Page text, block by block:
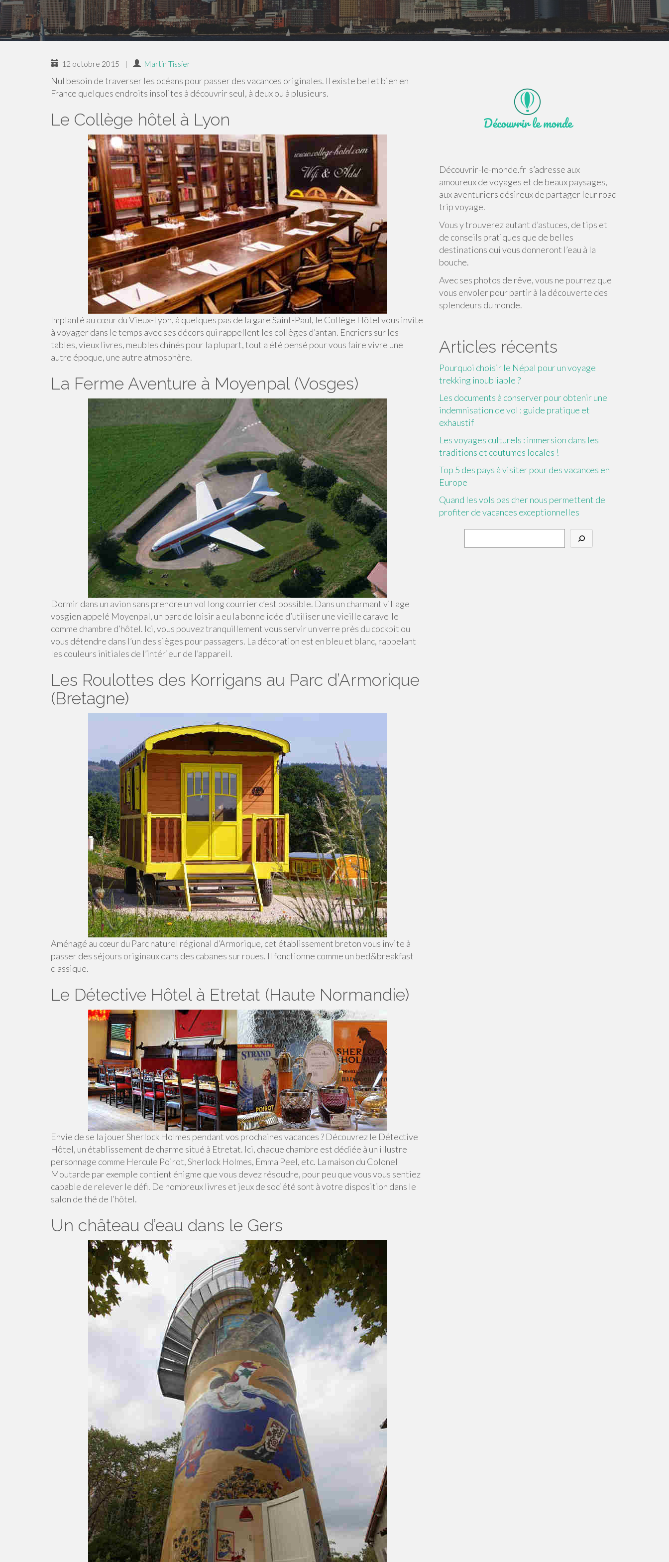
12 octobre 2015 | Martin Tissier
Nul besoin de traverser les océans pour passer des vacances originales. Il existe bel et bien en
France quelques endroits insolites à découvrir seul, à deux ou à plusieurs.
Le Collège hôtel à Lyon
Implanté au cœur du Vieux-Lyon, à quelques pas de la gare Saint-Paul, le Collège Hôtel vous invite
à voyager dans le temps avec ses décors qui rappellent les collèges d’antan. Encriers sur les
tables, vieux livres, meubles chinés pour la plupart, tout a été pensé pour vous faire vivre une
autre époque, une autre atmosphère.
La Ferme Aventure à Moyenpal (Vosges)
Dormir dans un avion sans prendre un vol long courrier c’est possible. Dans un charmant village
vosgien appelé Moyenpal, un parc de loisir a eu la bonne idée d’utiliser une vieille caravelle
comme chambre d’hôtel. Ici, vous pouvez tranquillement vous servir un verre près du cockpit ou
vous détendre dans l’un des sièges pour passagers. La décoration est en bleu et blanc, rappelant
les couleurs initiales de l’intérieur de l’appareil.
Les Roulottes des Korrigans au Parc d’Armorique
(Bretagne)
Aménagé au cœur du Parc naturel régional d’Armorique, cet établissement breton vous invite à
passer des séjours originaux dans des cabanes sur roues. Il fonctionne comme un bed&breakfast
classique.
Le Détective Hôtel à Etretat (Haute Normandie)
Envie de se la jouer Sherlock Holmes pendant vos prochaines vacances ? Découvrez le Détective
Hôtel, un établissement de charme situé à Etretat. Ici, chaque chambre est dédiée à un illustre
personnage comme Hercule Poirot, Sherlock Holmes, Emma Peel, etc. La maison du Colonel
Moutarde par exemple contient énigme que vous devez résoudre, pour peu que vous vous sentiez
capable de relever le défi. De nombreux livres et jeux de société sont à votre disposition dans le
salon de thé de l’hôtel.
Un château d’eau dans le Gers
Découvrir-le-monde.fr s’adresse aux
amoureux de voyages et de beaux paysages,
aux aventuriers désireux de partager leur road
trip voyage.
Vous y trouverez autant d’astuces, de tips et
de conseils pratiques que de belles
destinations qui vous donneront l’eau à la
bouche.
Avec ses photos de rêve, vous ne pourrez que
vous envoler pour partir à la découverte des
splendeurs du monde.
Articles récents
Pourquoi choisir le Népal pour un voyage
trekking inoubliable ?
Les documents à conserver pour obtenir une
indemnisation de vol : guide pratique et
exhaustif
Les voyages culturels : immersion dans les
traditions et coutumes locales !
Top 5 des pays à visiter pour des vacances en
Europe
Quand les vols pas cher nous permettent de
profiter de vacances exceptionnelles